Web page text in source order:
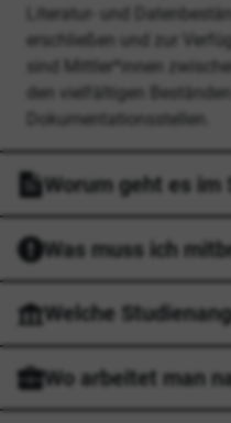
Literatur- und
erschließen und zur
sind Mittler*innen
den vielfältigen
Dokumentationsstellen.
Worum geht es im
Was muss ich
Welche
Wo arbeitet man